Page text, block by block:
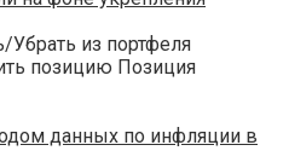
Убрать из портфеля
позицию Позиция
данных по инфляции в